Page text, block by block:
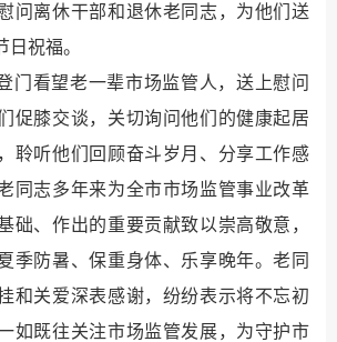
问离休干部和退休老同志，为他们送
祝福。
门看望老一辈市场监管人，送上慰问
促膝交谈，关切询问他们的健康起居
聆听他们回顾奋斗岁月、分享工作感
同志多年来为全市市场监管事业改革
础、作出的重要贡献致以崇高敬意，
季防暑、保重身体、乐享晚年。老同
和关爱深表感谢，纷纷表示将不忘初
如既往关注市场监管发展，为守护市